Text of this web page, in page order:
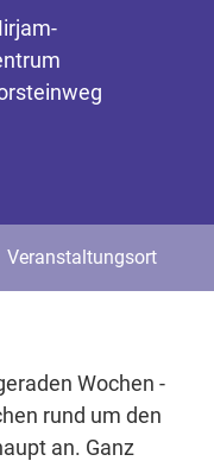
Veranstaltungsort
Wochen -
rund um den
an. Ganz